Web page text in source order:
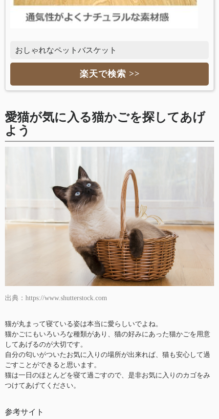
おしゃれなペットバスケット
楽天で検索 >>
愛猫が気に入る猫かごを探してあげ
よう
出典：https://www.shutterstock.com
猫が丸まって寝ている姿は本当に愛らしいでよね。
猫かごにもいろいろな種類があり、猫の好みにあった猫かごを用意
してあげるのが大切です。
自分の匂いがついたお気に入りの場所が出来れば、猫も安心して過
ごすことができると思います。
猫は一日のほとんどを寝て過ごすので、是非お気に入りのカゴをみ
つけてあげてください。
参考サイト